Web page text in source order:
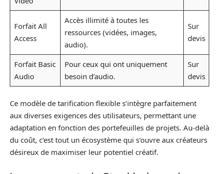
Forfait All
Access
Accès illimité à toutes les
ressources (vidées, images,
audio).
Sur
devis
Forfait Basic
Audio
Pour ceux qui ont uniquement
besoin d’audio.
Sur
devis
Ce modèle de tarification flexible s’intègre parfaitement
aux diverses exigences des utilisateurs, permettant une
adaptation en fonction des portefeuilles de projets. Au-delà
du coût, c’est tout un écosystème qui s’ouvre aux créateurs
désireux de maximiser leur potentiel créatif.